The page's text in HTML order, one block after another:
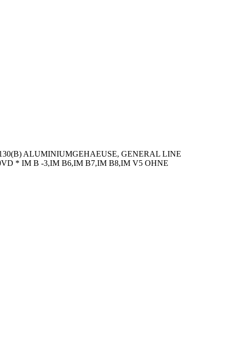
ALUMINIUMGEHAEUSE, GENERAL LINE
* IM B -3,IM B6,IM B7,IM B8,IM V5 OHNE